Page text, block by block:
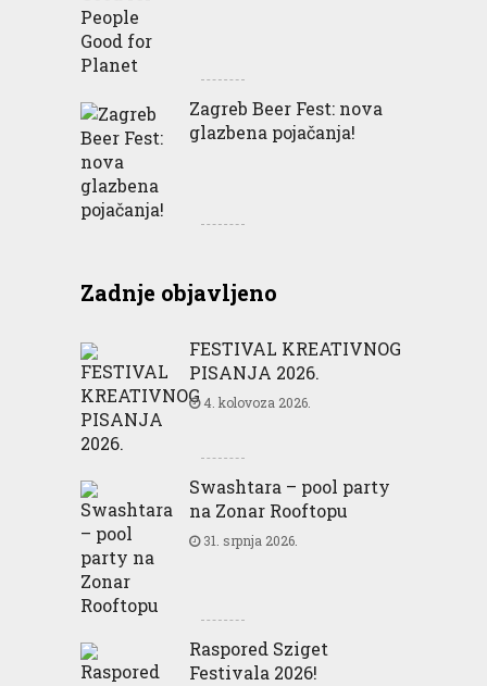
Zagreb Beer Fest: nova
glazbena pojačanja!
Zadnje objavljeno
FESTIVAL KREATIVNOG
PISANJA 2026.
4. kolovoza 2026.
Swashtara – pool party
na Zonar Rooftopu
31. srpnja 2026.
Raspored Sziget
Festivala 2026!